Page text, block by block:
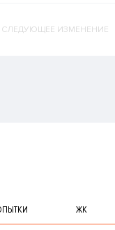
СЛЕДУЮЩЕЕ ИЗМЕНЕНИЕ
ЖК